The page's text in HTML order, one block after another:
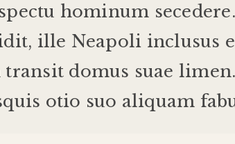
hominum secedere.
, ille Neapoli inclusus
transit domus suae limen.
otio suo aliquam